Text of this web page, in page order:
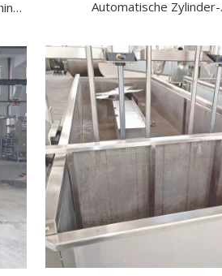
Automatische Zylinder-